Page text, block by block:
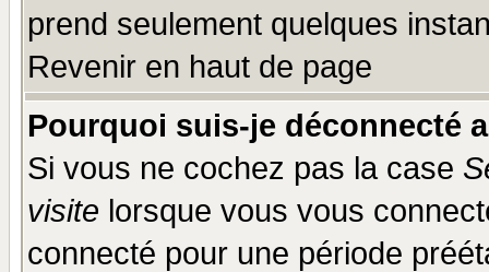
prend seulement quelques
Revenir en haut de page
Pourquoi suis-je déconnecté
Si vous ne cochez pas la case
visite lorsque vous vous
connecté pour une période